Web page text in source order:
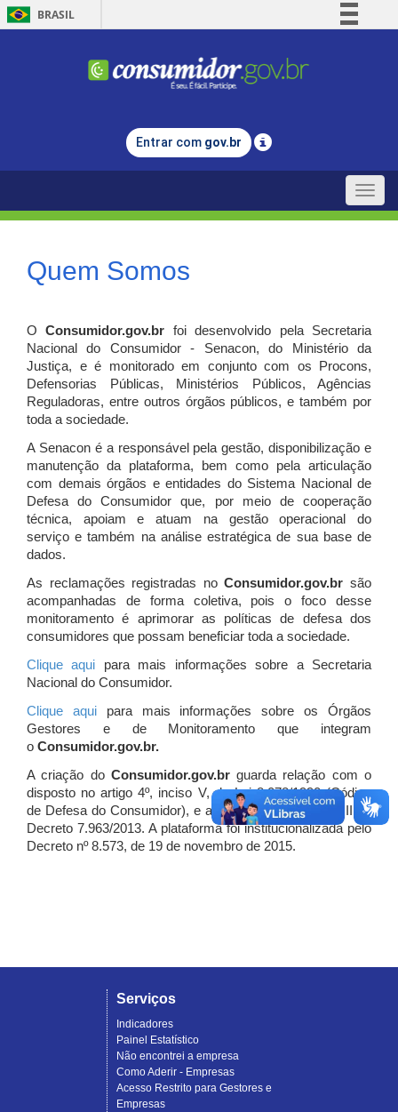
BRASIL
Comunica BR
Legislação
Entrar com gov.br
Toggle
Quem Somos
OConsumidor.gov.br
foi desenvolvido pela Secretaria
Nacional do Consumidor - Senacon, do Ministério da
Justiça, e é monitorado em conjunto com os Procons,
Defensorias Públicas, Ministérios Públicos, Agências
Reguladoras, entre outros órgãos públicos, e também por
toda a sociedade.
A Senacon é a responsável pela gestão, disponibilização e
manutenção da plataforma, bem como pela articulação
com demais órgãos e entidades do Sistema Nacional de
Defesa do Consumidor que, por meio de cooperação
técnica, apoiam e atuam na gestão operacional do
serviço e também na análise estratégica de sua base de
dados.
As reclamações registradas noConsumidor.gov.br são
acompanhadas de forma coletiva, pois o foco desse
monitoramento é aprimorar as políticas de defesa dos
consumidores que possam beneficiar toda a sociedade.
Clique aqui para mais informações sobre a Secretaria
Nacional do Consumidor.
Clique aquipara mais informações sobre os Órgãos
Gestores e de Monitoramento que integram
o Consumidor.gov.br.
A criação do Consumidor.gov.brguarda relação com o
disposto no artigo 4º, inciso V, da Lei 8.078/1990 (Código
de Defesa do Consumidor), e artigo 7º, incisos I, II e III do
Decreto 7.963/2013. A plataforma foi institucionalizada pelo
Decreto nº 8.573, de 19 de novembro de 2015.
Serviços
Indicadores
Painel Estatístico
Não encontrei a empresa
Como Aderir - Empresas
Acesso Restrito para Gestores e
Empresas